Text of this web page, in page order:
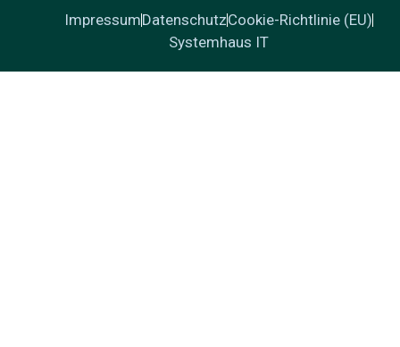
ImpressumDatenschutzCookie-Richtlinie (EU)
Systemhaus IT